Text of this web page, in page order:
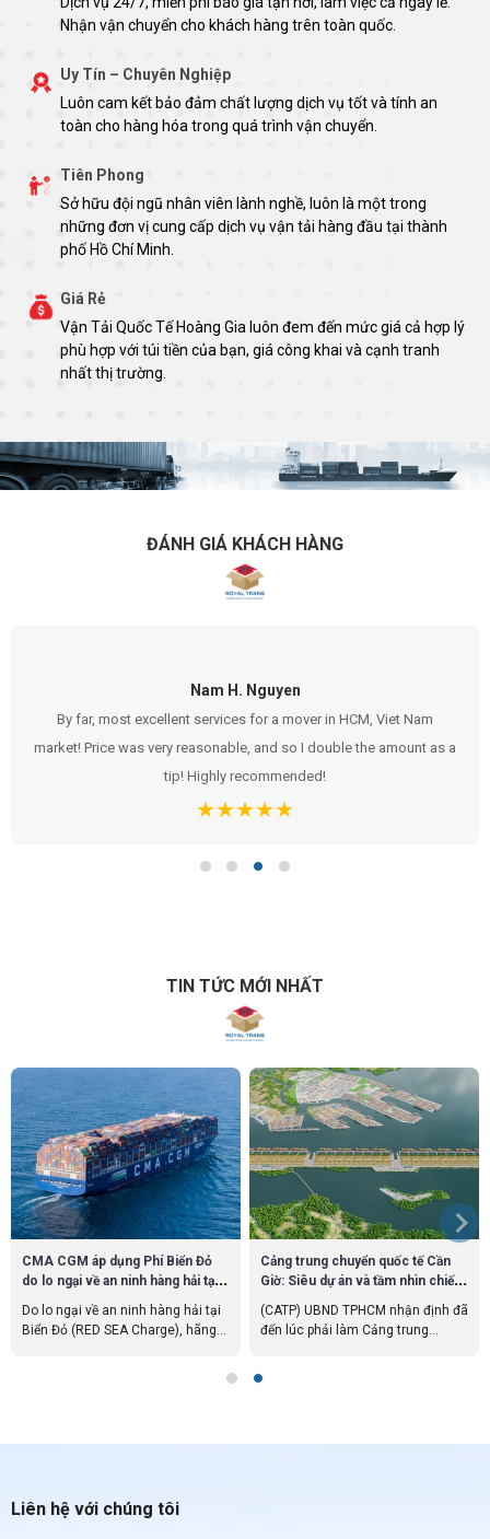
Nhận vận chuyển cho khách hàng trên toàn quốc.
Uy Tín – Chuyên Nghiệp
Luôn cam kết bảo đảm chất lượng dịch vụ tốt và tính an
toàn cho hàng hóa trong quá trình vận chuyển.
Tiên Phong
Sở hữu đội ngũ nhân viên lành nghề, luôn là một trong
những đơn vị cung cấp dịch vụ vận tải hàng đầu tại thành
phố Hồ Chí Minh.
Giá Rẻ
Vận Tải Quốc Tế Hoàng Gia luôn đem đến mức giá cả hợp lý
phù hợp với túi tiền của bạn, giá công khai và cạnh tranh
nhất thị trường.
ĐÁNH GIÁ KHÁCH HÀNG
Abha
Thank you RT International for an excellent and smooth moving.
Staff is efficient and extremely competent. No need to direct them
to do much of the work…they understand their jobs well!!!
TIN TỨC MỚI NHẤT
CMA CGM áp dụng Phí Biển Đỏ
do lo ngại về an ninh hàng hải tại
khu vực Biển Đỏ
Do lo ngại về an ninh hàng hải tại
Biển Đỏ (RED SEA Charge), hãng
Cảng trung chuyển quốc tế Cần
Giờ: Siêu dự án và tầm nhìn chiến
lược
(CATP) UBND TPHCM nhận định đã
đến lúc phải làm Cảng trung
Liên hệ với chúng tôi